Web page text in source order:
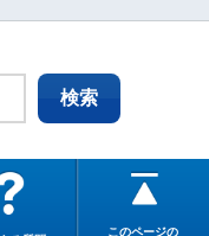
このページの